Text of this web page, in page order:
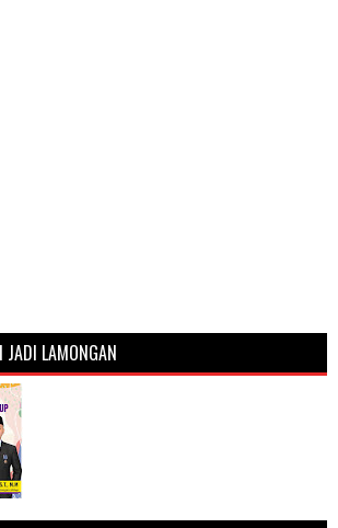
JADI LAMONGAN